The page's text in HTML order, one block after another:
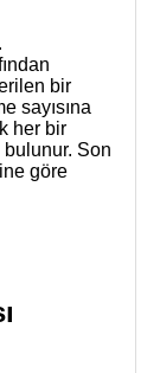
bir
sayısına
her bir
Son
göre